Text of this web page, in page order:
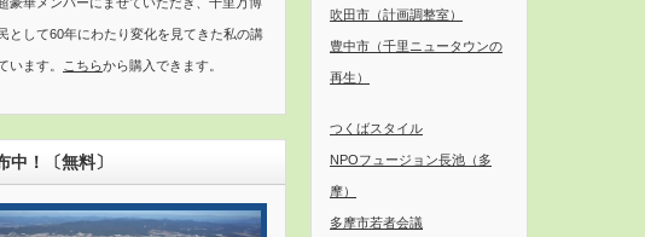
豪華メンバーにまぜていただき、千里万博
として60年にわたり変化を見てきた私の講
います。 こちらから購入できます。
中！〔無料〕
吹田市（計画調整室）
豊中市（千里ニュータウンの
再生）
つくばスタイル
NPOフュージョン長池（多
摩）
多摩市若者会議